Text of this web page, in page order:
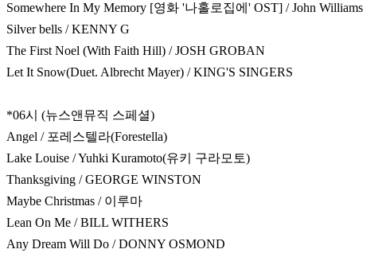
Somewhere In My Memory [영화 '나홀로집에' OST] / John Williams
Silver bells / KENNY G
The First Noel (With Faith Hill) / JOSH GROBAN
Let It Snow(Duet. Albrecht Mayer) / KING'S SINGERS
*06시 (뉴스앤뮤직 스페셜)
Angel / 포레스텔라(Forestella)
Lake Louise / Yuhki Kuramoto(유키 구라모토)
Thanksgiving / GEORGE WINSTON
Maybe Christmas / 이루마
Lean On Me / BILL WITHERS
Any Dream Will Do / DONNY OSMOND